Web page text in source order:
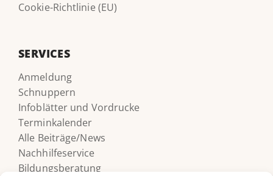
Cookie-Richtlinie (EU)
SERVICES
Anmeldung
Schnuppern
Infoblätter und Vordrucke
Terminkalender
Alle Beiträge/News
Nachhilfeservice
Bildungsberatung